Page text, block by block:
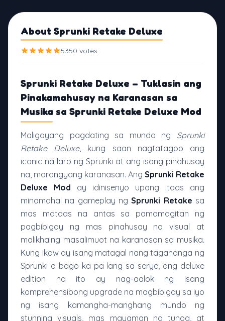
About Sprunki Retake Deluxe
5350 votes
Sprunki Retake Deluxe – Tuklasin ang
Pinakamahusay na Karanasan sa
Musika sa Sprunki Retake Deluxe Mod
Maligayang pagdating sa mundo ng Sprunki
Retake Deluxe, kung saan nagtatagpo ang
iconic na laro ng Sprunki at ang isang pinahusay
na, marangyang karanasan. Ang Sprunki Retake
Deluxe Mod ay idinisenyo upang itaas ang
minamahal na gameplay ngSprunki Retake sa
mas mataas na antas sa pamamagitan ng
pagbibigay ng mas pinahusay na visual at
malikhaing masalimuot na karanasan sa musika.
Kung ikaw ay isang matagal nang tagahanga ng
Sprunki o bago ka pa lang sa serye, ang deluxe
edition na ito ay nag-aalok ng isang
komprehensibong upgrade na magbibigay sa iyo
ng isang kamangha-manghang mundo ng
stunning visuals, mas mayaman na tunog, at